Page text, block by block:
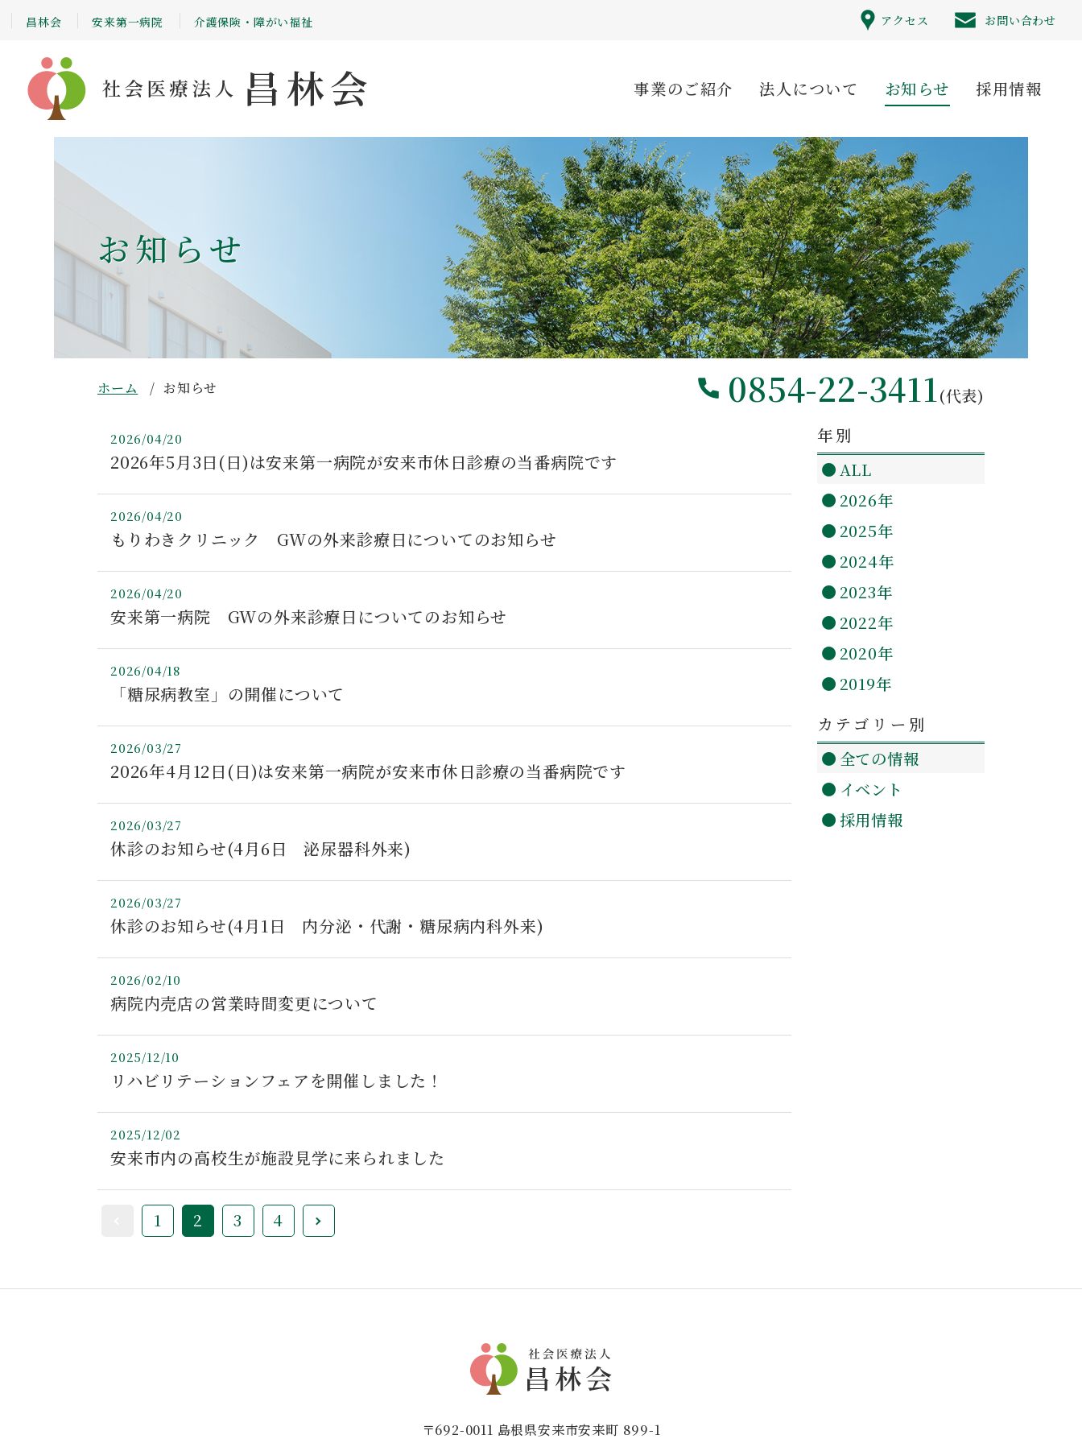
昌林会 安来第一病院 介護保険・障がい福祉 アクセス お問い合わせ
事業のご紹介 法人について お知らせ 採用情報
お知らせ
ホーム お知らせ 0854-22-3411 (代表)
2026/04/20
2026年5月3日(日)は安来第一病院が安来市休日診療の当番病院です
2026/04/20
もりわきクリニック GWの外来診療日についてのお知らせ
2026/04/20
安来第一病院 GWの外来診療日についてのお知らせ
2026/04/18
「糖尿病教室」の開催について
2026/03/27
2026年4月12日(日)は安来第一病院が安来市休日診療の当番病院です
2026/03/27
休診のお知らせ(4月6日 泌尿器科外来)
2026/03/27
休診のお知らせ(4月1日 内分泌・代謝・糖尿病内科外来)
2026/02/10
病院内売店の営業時間変更について
2025/12/10
リハビリテーションフェアを開催しました！
2025/12/02
安来市内の高校生が施設見学に来られました
1 2 3 4
年別
ALL
2026年
2025年
2024年
2023年
2022年
2020年
2019年
カテゴリー別
全ての情報
イベント
採用情報
〒692-0011 島根県安来市安来町 899-1